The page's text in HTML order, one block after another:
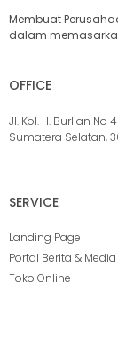
Membuat
dalam
OFFICE
Jl. Kol. H. Burlian No
Sumatera Selatan,
SERVICE
Landing Page
Portal Berita & Media
Toko Online